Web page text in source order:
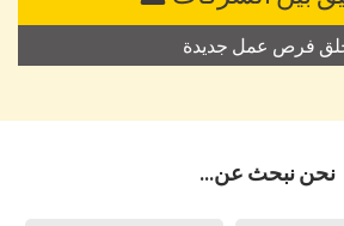
فرص عمل جديدة
نحن نبحث عن...